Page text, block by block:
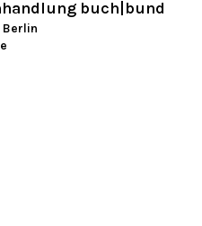
buch|bund
Berlin